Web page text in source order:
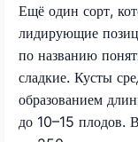
Ещё один сорт,
лидирующие
по названию
сладкие. Кусты
образованием
до 10–15 плодов.